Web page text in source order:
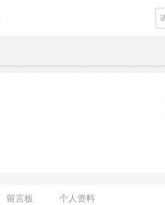
留言板 个人资料